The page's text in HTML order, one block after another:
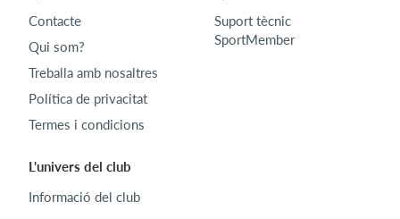
Contacte
Qui som?
Treballa amb nosaltres
Política de privacitat
Termes i condicions
L'univers del club
Informació del club
Suport tècnic
SportMember